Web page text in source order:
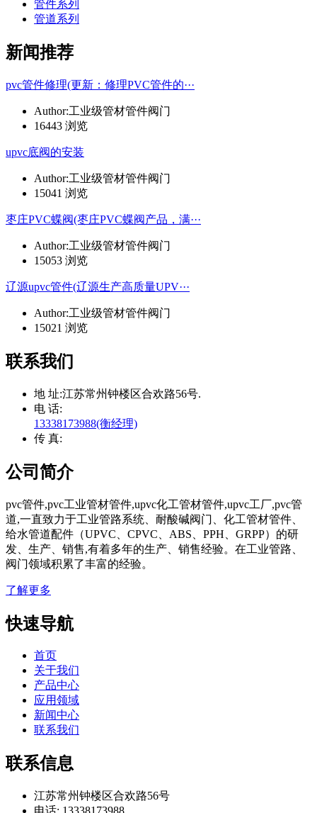
管件系列
管道系列
新闻推荐
pvc管件修理(更新：修理PVC管件的···
Author:工业级管材管件阀门
16443 浏览
upvc底阀的安装
Author:工业级管材管件阀门
15041 浏览
枣庄PVC蝶阀(枣庄PVC蝶阀产品，满···
Author:工业级管材管件阀门
15053 浏览
辽源upvc管件(辽源生产高质量UPV···
Author:工业级管材管件阀门
15021 浏览
联系我们
地 址:江苏常州钟楼区合欢路56号.
电 话:
13338173988(衡经理)
传 真:
公司简介
pvc管件,pvc工业管材管件,upvc化工管材管件,upvc工厂,pvc管
道,一直致力于工业管路系统、耐酸碱阀门、化工管材管件、
给水管道配件（UPVC、CPVC、ABS、PPH、GRPP）的研
发、生产、销售,有着多年的生产、销售经验。在工业管路、
阀门领域积累了丰富的经验。
了解更多
快速导航
首页
关于我们
产品中心
应用领域
新闻中心
联系我们
联系信息
江苏常州钟楼区合欢路56号